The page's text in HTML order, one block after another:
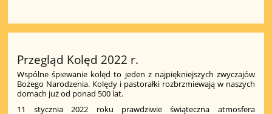
Przegląd Kolęd 2022 r.
Wspólne śpiewanie kolęd to jeden z najpiękniejszych zwyczajów
Bożego Narodzenia. Kolędy i pastorałki rozbrzmiewają w naszych
domach już od ponad 500 lat.
11 stycznia 2022 roku prawdziwie świąteczna atmosfera